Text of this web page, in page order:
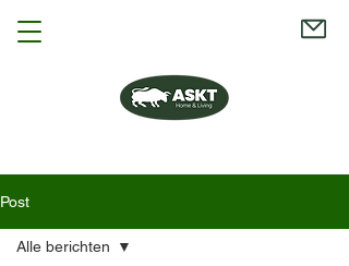
Post
Alle berichten